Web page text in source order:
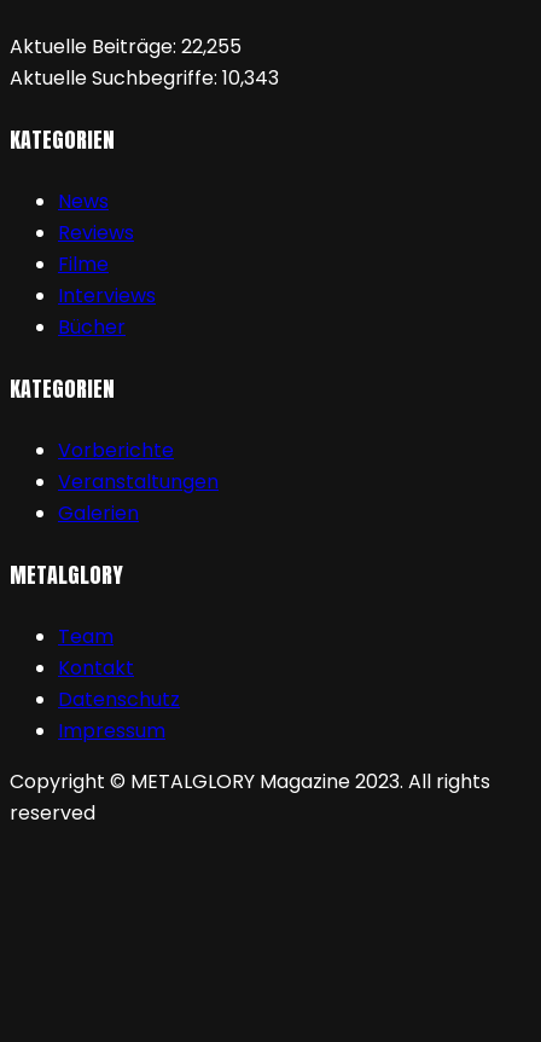
Aktuelle Beiträge: 22,255
Aktuelle Suchbegriffe: 10,343
KATEGORIEN
News
Reviews
Filme
Interviews
Bücher
KATEGORIEN
Vorberichte
Veranstaltungen
Galerien
METALGLORY
Team
Kontakt
Datenschutz
Impressum
Copyright © METALGLORY Magazine 2023. All rights
reserved